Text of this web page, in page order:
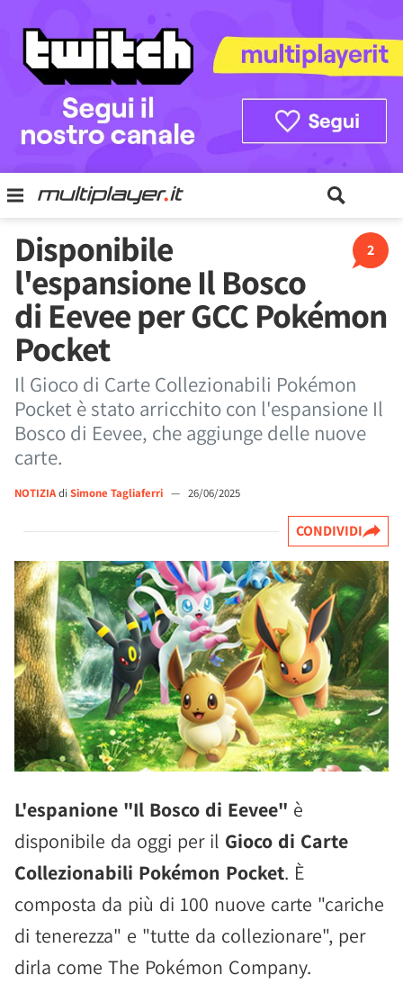
2
Disponibile
l'espansione Il Bosco
di Eevee per GCC Pokémon
Pocket
Il Gioco di Carte Collezionabili Pokémon
Pocket è stato arricchito con l'espansione Il
Bosco di Eevee, che aggiunge delle nuove
carte.
NOTIZIAdi Simone Tagliaferri — 26/06/2025
CONDIVIDI
L'espanione "Il Bosco di Eevee" è
disponibile da oggi per il Gioco di Carte
Collezionabili Pokémon Pocket. È
composta da più di 100 nuove carte "cariche
di tenerezza" e "tutte da collezionare", per
dirla come The Pokémon Company.